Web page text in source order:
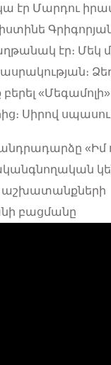
էր Մարդու
էր։ Մեկ
Սիրով սպասում
անդրադարձը «Իմ
աշխատանքների
բացմանը